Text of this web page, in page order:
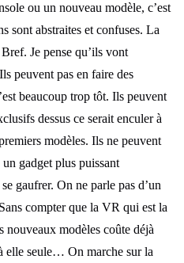
ou un nouveau modèle, c’est
sont abstraites et confuses. La
Je pense qu’ils vont
peuvent pas en faire des
beaucoup trop tôt. Ils peuvent
dessus ce serait enculer à
modèles. Ils ne peuvent
gadget plus puissant
gaufrer. On ne parle pas d’un
compter que la VR qui est la
nouveaux modèles coûte déjà
elle seule… On marche sur la